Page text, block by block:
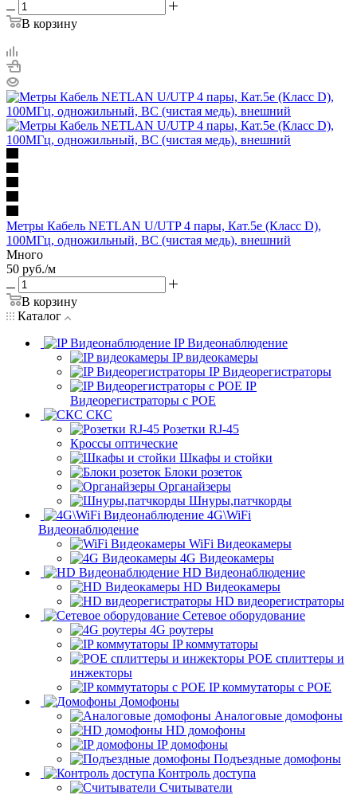
В корзину
Метры Кабель NETLAN U/UTP 4 пары, Кат.5e (Класс D),
100МГц, одножильный, BC (чистая медь), внешний
Много
50 руб./м
В корзину
Каталог
IP Видеонаблюдение
IP видеокамеры
IP Видеорегистраторы
IP
Видеорегистраторы с POE
СКС
Розетки RJ-45
Кроссы оптические
Шкафы и стойки
Блоки розеток
Органайзеры
Шнуры,патчкорды
4G\WiFi
Видеонаблюдение
WiFi Видеокамеры
4G Видеокамеры
HD Видеонаблюдение
HD Видеокамеры
HD видеорегистраторы
Сетевое оборудование
4G роутеры
IP коммутаторы
POE сплиттеры и
инжекторы
IP коммутаторы с POE
Домофоны
Аналоговые домофоны
HD домофоны
IP домофоны
Подъездные домофоны
Контроль доступа
Считыватели